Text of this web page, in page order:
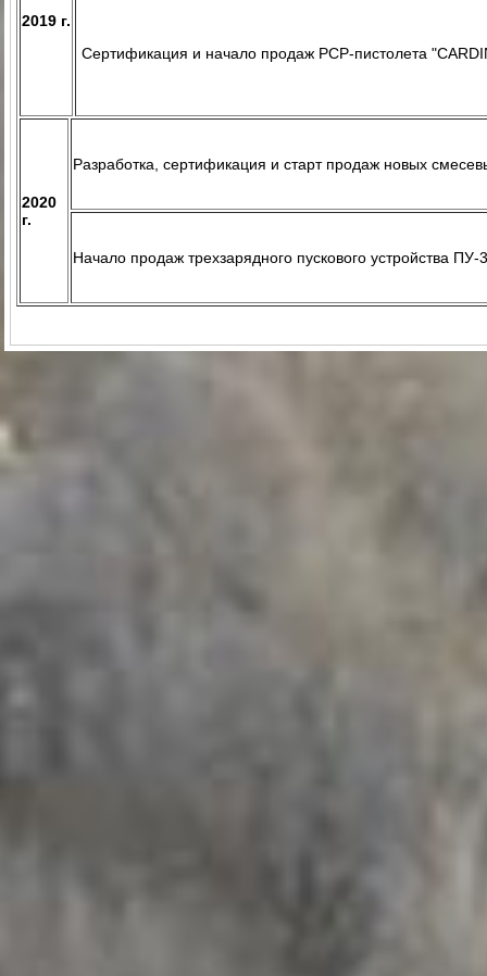
2019 г.
Cертификация и начало продаж PCP-пистолета
2020
г.
Разработка, сертификация и старт продаж новых
Начало продаж трехзарядного пускового устройства ПУ-3